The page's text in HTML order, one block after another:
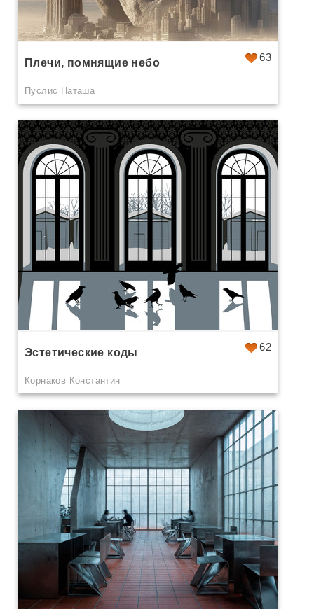
63
Плечи, помнящие небо
Пуслис Наташа
62
Эстетические коды
Корнаков Константин